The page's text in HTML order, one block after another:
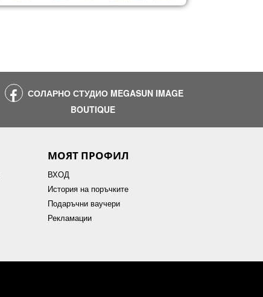
СОЛАРНО СТУДИО MEGASUN IMAGE
BOUTIQUE
МОЯТ ПРОФИЛ
ВХОД
История на поръчките
Подаръчни ваучери
Рекламации